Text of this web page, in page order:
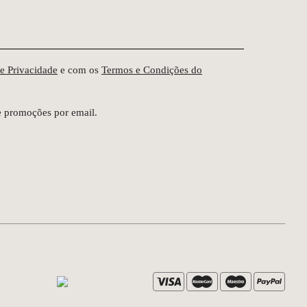
Privacidade e com os Termos e Condições do
promoções por email.